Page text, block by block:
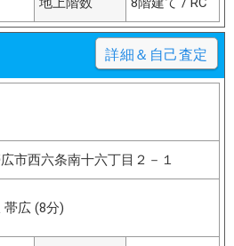
詳細＆自己査定
市西六条南十六丁目２－１
広 (8分)